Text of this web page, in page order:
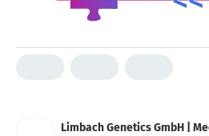
Limbach Genetics GmbH |